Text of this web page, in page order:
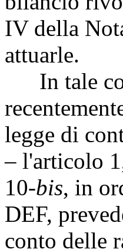
IV della
attuarle.
In tale
legge di
– l'articolo
10-bis, in
DEF,
conto delle